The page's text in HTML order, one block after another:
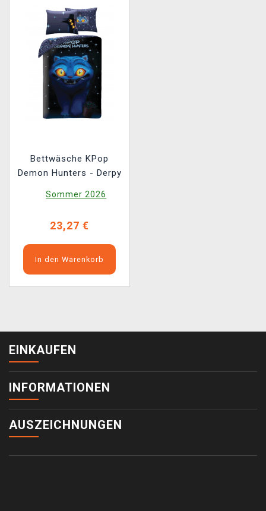
Bettwäsche KPop
Demon Hunters - Derpy
Sommer 2026
23,27 €
In den Warenkorb
EINKAUFEN
INFORMATIONEN
AUSZEICHNUNGEN